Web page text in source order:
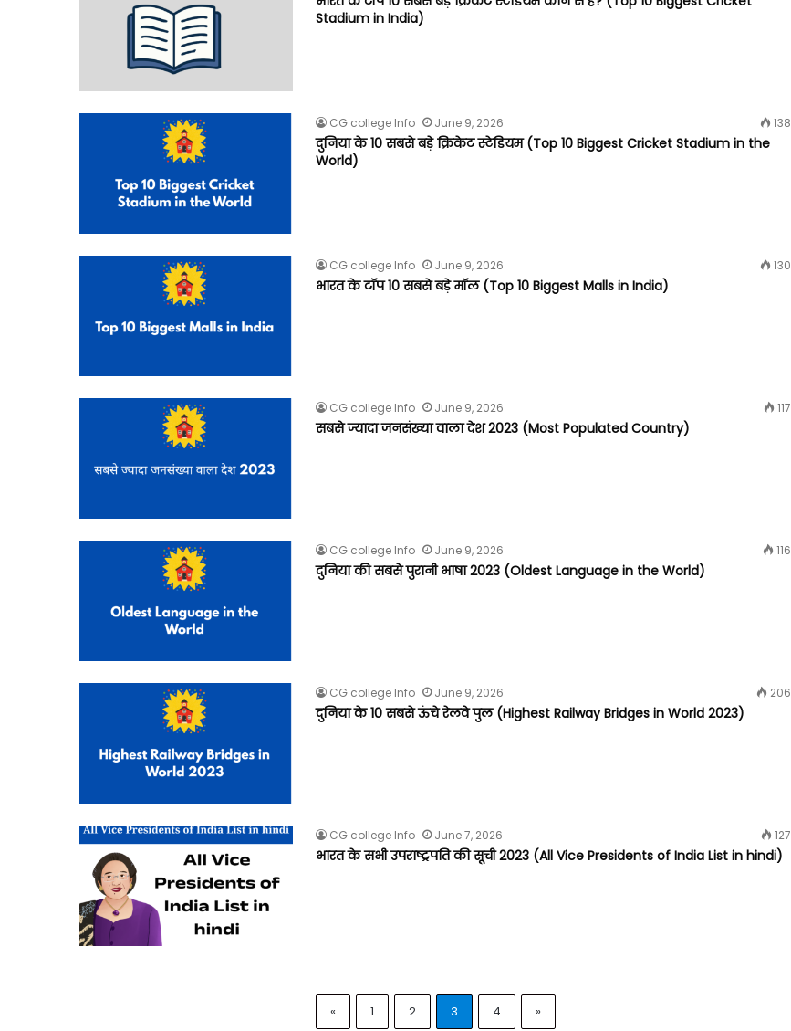
Stadium in India)
CG college Info June 9, 2026 138
दुनिया के 10 सबसे बड़े क्रिकेट स्टेडियम (Top 10 Biggest Cricket Stadium in the
World)
CG college Info June 9, 2026 130
भारत के टॉप 10 सबसे बड़े मॉल (Top 10 Biggest Malls in India)
CG college Info June 9, 2026 117
सबसे ज्यादा जनसंख्या वाला देश 2023 (Most Populated Country)
CG college Info June 9, 2026 116
दुनिया की सबसे पुरानी भाषा 2023 (Oldest Language in the World)
CG college Info June 9, 2026 206
दुनिया के 10 सबसे ऊंचे रेलवे पुल (Highest Railway Bridges in World 2023)
CG college Info June 7, 2026 127
भारत के सभी उपराष्ट्रपति की सूची 2023 (All Vice Presidents of India List in hindi)
« 1 2 3 4 »